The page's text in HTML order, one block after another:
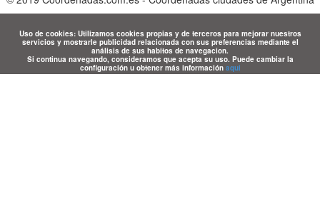
Uso de cookies: Utilizamos cookies propias y de terceros para mejorar nuestros
servicios y mostrarle publicidad relacionada con sus preferencias mediante el
análisis de sus habitos de navegacion.
Si continua navegando, consideramos que acepta su uso. Puede cambiar la
configuración u obtener más información aqui